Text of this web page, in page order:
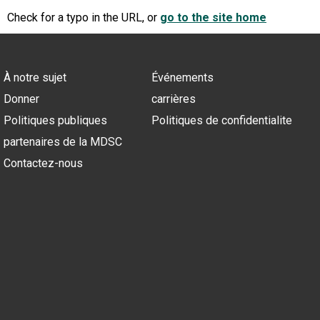
Check for a typo in the URL, or go to the site home
À notre sujet
Donner
Politiques publiques
Événements
carrières
Politiques de confidentialite
partenaires de la MDSC
Contactez-nous